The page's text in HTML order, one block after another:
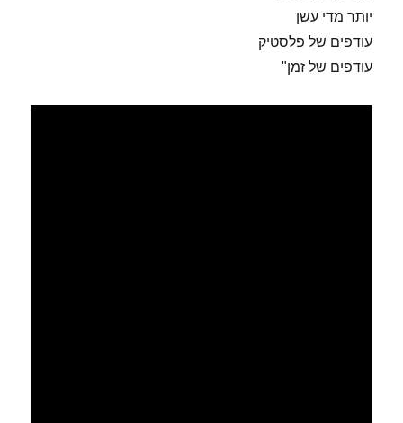
יותר מדי עשן
עודפים של פלסטיק
עודפים של זמן"